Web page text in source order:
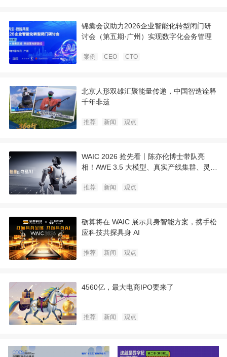
锦囊会议助力2026企业智能化转型闭门研
讨会（第五期·广州）实现数字化会务管理
案例 CEO CTO
北京人形双雄汇聚能量传递，中国智造诠释
千年非遗
推荐 新闻 观点
WAIC 2026 抢先看丨陈亦伦博士带队亮
相！AWE 3.5 大模型、真实产线集群、灵巧
推荐 新闻 观点
砺算将在 WAIC 展示具身智能方案，携手松
应科技共探具身 AI
推荐 新闻 观点
4560亿，最大电商IPO要来了
推荐 新闻 观点